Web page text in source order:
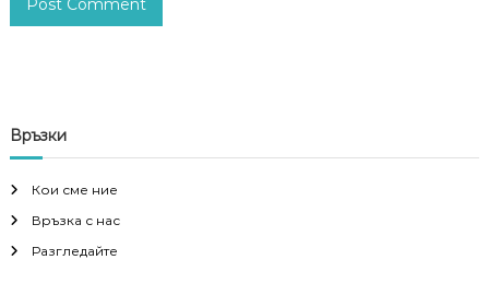
Връзки
Кои сме ние
Връзка с нас
Разгледайте